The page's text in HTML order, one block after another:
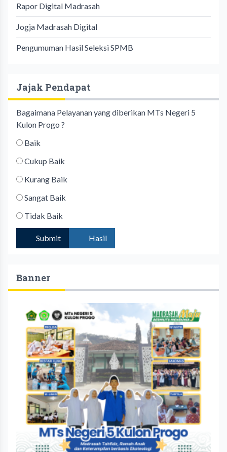
Rapor Digital Madrasah
Jogja Madrasah Digital
Pengumuman Hasil Seleksi SPMB
Jajak Pendapat
Bagaimana Pelayanan yang diberikan MTs Negeri 5
Kulon Progo ?
Baik
Cukup Baik
Kurang Baik
Sangat Baik
Tidak Baik
Submit Hasil
Banner